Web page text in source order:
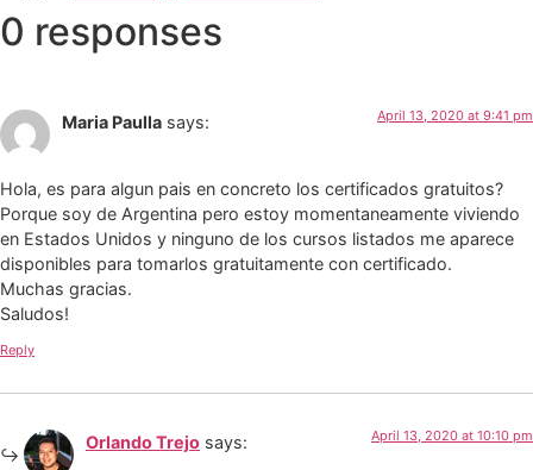
0 responses
Maria Paulla says: April 13, 2020 at 9:41 pm
Hola, es para algun pais en concreto los certificados gratuitos?
Porque soy de Argentina pero estoy momentaneamente viviendo
en Estados Unidos y ninguno de los cursos listados me aparece
disponibles para tomarlos gratuitamente con certificado.
Muchas gracias.
Saludos!
Reply
Orlando Trejo says: April 13, 2020 at 10:10 pm